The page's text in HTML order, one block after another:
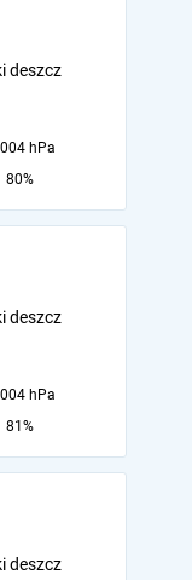
deszcz
hPa
80%
deszcz
hPa
81%
deszcz